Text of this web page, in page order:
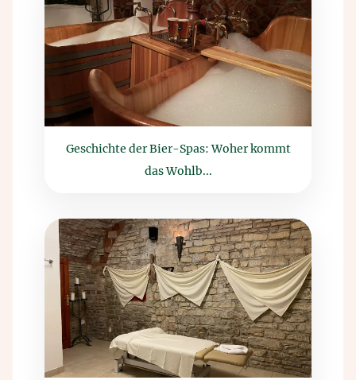
Geschichte der Bier-Spas: Woher kommt
das Wohlb...